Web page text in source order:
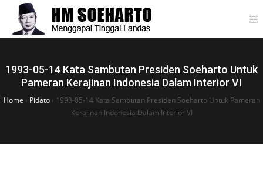
1993-05-14 Kata Sambutan Presiden Soeharto Untuk
Pameran Kerajinan Indonesia Dalam Interior VI
Home › Pidato› 1993-05-14 Kata Sambutan Presiden Soeharto Untuk Pameran
Kerajinan Indonesia Dalam Interior VI